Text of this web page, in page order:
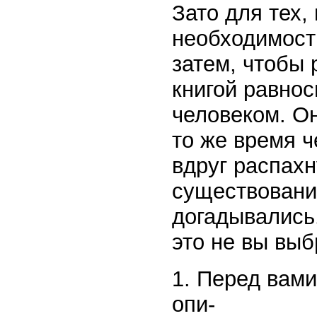
Зато для тех,
затем, чтобы
книгой
человеком.
то же время
вдруг
это не вы
1. Перед
опи-